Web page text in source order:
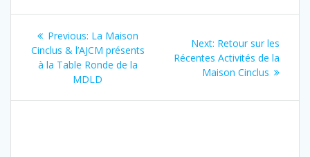
Navigation
de
l’article
Previous: Previous
post:
La Maison
Cinclus & l’AJCM présents
à la Table Ronde de la
MDLD
Next: Next
post:
Retour sur les
Récentes Activités de la
Maison Cinclus